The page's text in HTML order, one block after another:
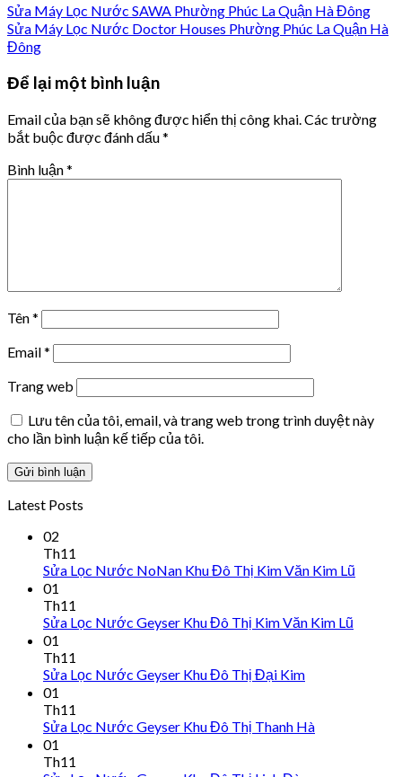
Sửa Máy Lọc Nước SAWA Phường Phúc La Quận Hà Đông
Sửa Máy Lọc Nước Doctor Houses Phường Phúc La Quận Hà
Đông
Để lại một bình luận
Email của bạn sẽ không được hiển thị công khai. Các trường
bắt buộc được đánh dấu*
Bình luận*
Tên*
Email*
Trang web
Lưu tên của tôi, email, và trang web trong trình duyệt này
cho lần bình luận kế tiếp của tôi.
Latest Posts
02
Th11
Sửa Lọc Nước NoNan Khu Đô Thị Kim Văn Kim Lũ
01
Th11
Sửa Lọc Nước Geyser Khu Đô Thị Kim Văn Kim Lũ
01
Th11
Sửa Lọc Nước Geyser Khu Đô Thị Đại Kim
01
Th11
Sửa Lọc Nước Geyser Khu Đô Thị Thanh Hà
01
Th11